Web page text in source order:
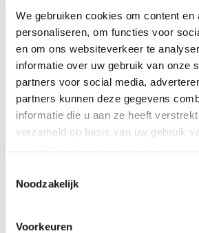
We gebruiken cookies om content en
personaliseren, om functies voor
en om ons websiteverkeer te
informatie over uw gebruik van onze
partners voor social media,
partners kunnen deze gegevens
informatie die u aan ze heeft
verzameld op basis van uw gebruik
Noodzakelijk
Voorkeuren
WhatsApp